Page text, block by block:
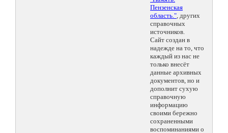
Пензенская
область.", других
справочных
источников.
Сайт создан в
надежде на то, что
каждый из нас не
только внесёт
данные архивных
документов, но и
дополнит сухую
справочную
информацию
своими бережно
сохраненными
воспоминаниями о